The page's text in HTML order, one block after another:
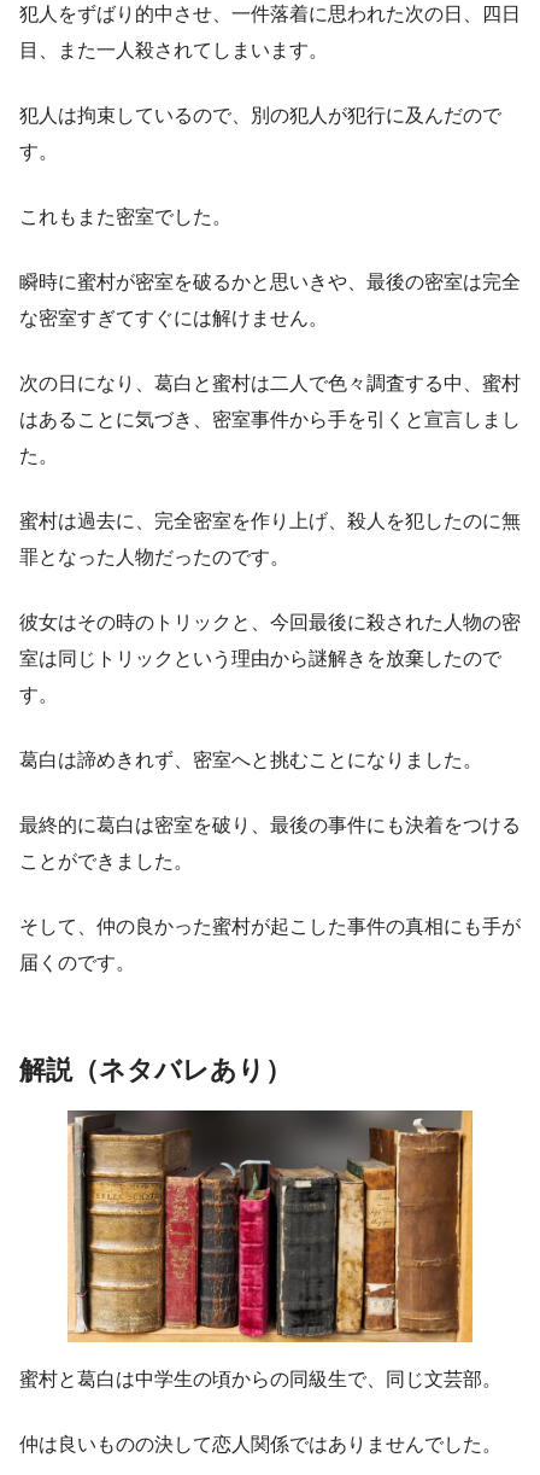
犯人をずばり的中させ、一件落着に思われた次の日、四日
目、また一人殺されてしまいます。
犯人は拘束しているので、別の犯人が犯行に及んだので
す。
これもまた密室でした。
瞬時に蜜村が密室を破るかと思いきや、最後の密室は完全
な密室すぎてすぐには解けません。
次の日になり、葛白と蜜村は二人で色々調査する中、蜜村
はあることに気づき、密室事件から手を引くと宣言しまし
た。
蜜村は過去に、完全密室を作り上げ、殺人を犯したのに無
罪となった人物だったのです。
彼女はその時のトリックと、今回最後に殺された人物の密
室は同じトリックという理由から謎解きを放棄したので
す。
葛白は諦めきれず、密室へと挑むことになりました。
最終的に葛白は密室を破り、最後の事件にも決着をつける
ことができました。
そして、仲の良かった蜜村が起こした事件の真相にも手が
届くのです。
解説（ネタバレあり）
蜜村と葛白は中学生の頃からの同級生で、同じ文芸部。
仲は良いものの決して恋人関係ではありませんでした。